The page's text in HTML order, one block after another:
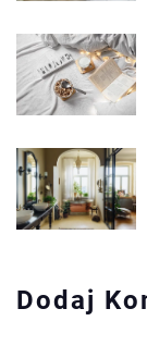
Dodaj